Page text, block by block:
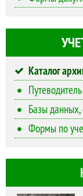
Каталог
Базы данных,
Формы по